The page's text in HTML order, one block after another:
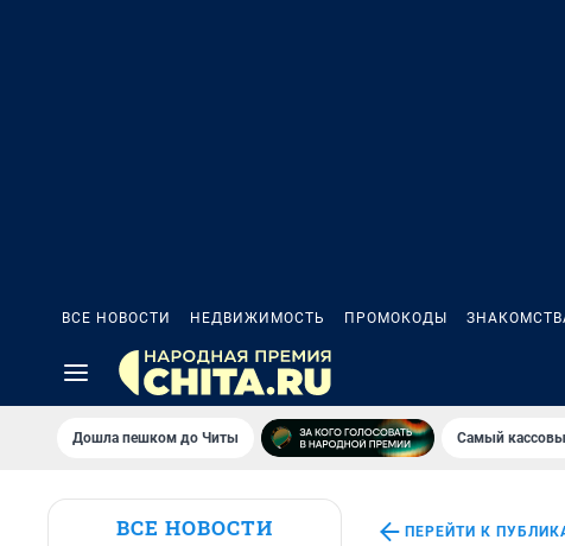
ВСЕ НОВОСТИ НЕДВИЖИМОСТЬ ПРОМОКОДЫ
Дошла пешком до Читы Самый
ВСЕ НОВОСТИ ПЕРЕЙТИ К